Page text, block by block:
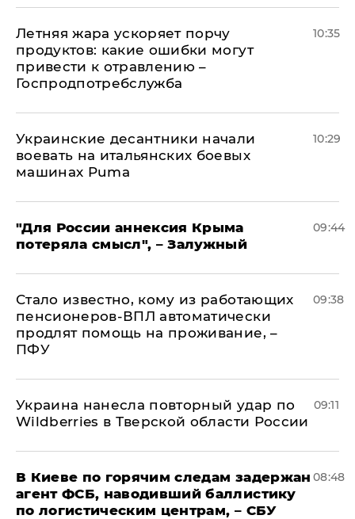
Летняя жара ускоряет порчу
продуктов: какие ошибки могут
привести к отравлению –
Госпродпотребслужба
10:35
Украинские десантники начали
воевать на итальянских боевых
машинах Puma
10:29
"Для России аннексия Крыма
потеряла смысл", – Залужный
09:44
Стало известно, кому из работающих
пенсионеров-ВПЛ автоматически
продлят помощь на проживание, –
ПФУ
09:38
Украина нанесла повторный удар по
Wildberries в Тверской области России
09:11
В Киеве по горячим следам задержан
агент ФСБ, наводивший баллистику
по логистическим центрам, – СБУ
08:48